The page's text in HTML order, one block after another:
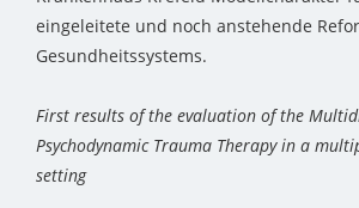
eingeleitete und noch anstehende
Gesundheitssystems.
First results of the evaluation of the
Psychodynamic Trauma Therapy in a
setting